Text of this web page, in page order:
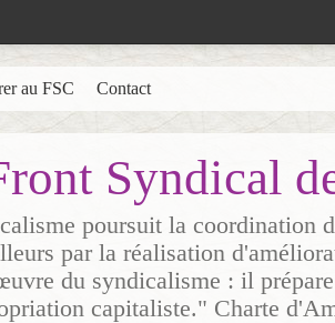
Syndical
poursuit la coordination
par la réalisation
du syndicalisme : il
capitaliste." Charte
au FSC Contact